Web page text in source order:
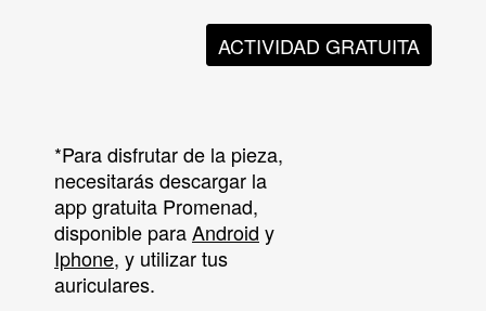
ACTIVIDAD GRATUITA
*Para disfrutar de la pieza,
necesitarás descargar la
app gratuita Promenad,
disponible paraAndroid y
Iphone, y utilizar tus
auriculares.